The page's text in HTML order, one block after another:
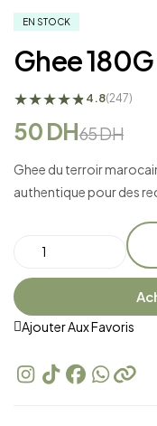
EN STOCK
Ghee 180G
★★★★★
★4.8(247)
65DH
50DH
Ghee du terroir
authentique pour des
Ajouter Aux Favoris